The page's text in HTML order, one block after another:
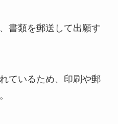
書類を郵送して出願す
ているため、印刷や郵